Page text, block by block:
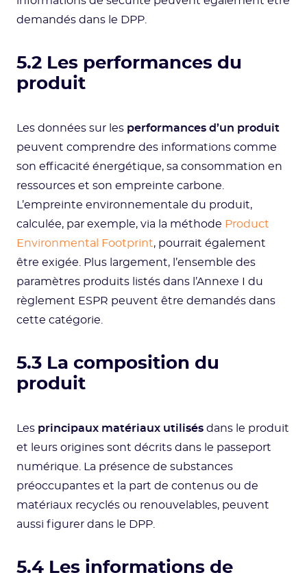
demandés dans le DPP.
5.2 Les performances du
produit
Les données sur les performances d’un produit
peuvent comprendre des informations comme
son efficacité énergétique, sa consommation en
ressources et son empreinte carbone.
L’empreinte environnementale du produit,
calculée, par exemple, via la méthode Product
Environmental Footprint, pourrait également
être exigée. Plus largement, l’ensemble des
paramètres produits listés dans l’Annexe I du
règlement ESPR peuvent être demandés dans
cette catégorie.
5.3 La composition du
produit
Les principaux matériaux utilisés dans le produit
et leurs origines sont décrits dans le passeport
numérique. La présence de substances
préoccupantes et la part de contenus ou de
matériaux recyclés ou renouvelables, peuvent
aussi figurer dans le DPP.
5.4 Les informations de